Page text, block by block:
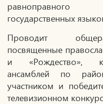
равноправного
государственных
Проводит
посвященные
и «Рождество»,
ансамблей по
участником и
телевизионном